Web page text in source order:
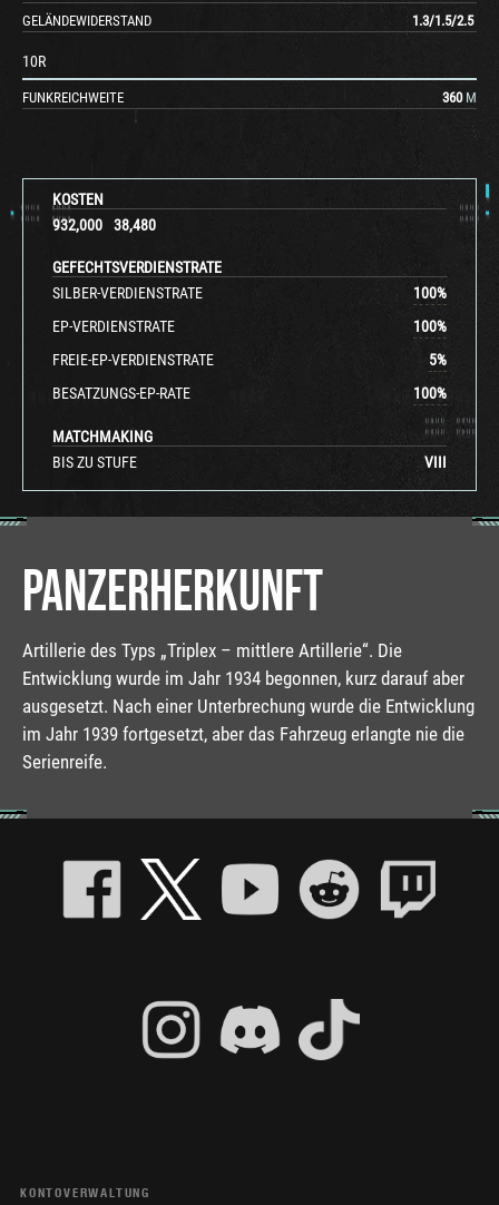
KOSTEN
932,000
38,480
GEFECHTSVERDIENSTRATE
SILBER-VERDIENSTRATE
100%
EP-VERDIENSTRATE
100%
FREIE-EP-VERDIENSTRATE
5%
BESATZUNGS-EP-RATE
100%
MATCHMAKING
BIS ZU STUFE
VIII
GELÄNDEWIDERSTAND
1.3/1.5/2.5
10R
FUNKREICHWEITE 360 M
PANZERHERKUNFT
Artillerie des Typs „Triplex – mittlere Artillerie“. Die
Entwicklung wurde im Jahr 1934 begonnen, kurz darauf aber
ausgesetzt. Nach einer Unterbrechung wurde die Entwicklung
im Jahr 1939 fortgesetzt, aber das Fahrzeug erlangte nie die
Serienreife.
KONTOVERWALTUNG